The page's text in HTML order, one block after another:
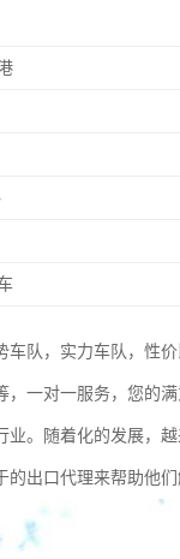
队，实力车队，性
一对一服务，您的满
。随着化的发展，
出口代理来帮助他们